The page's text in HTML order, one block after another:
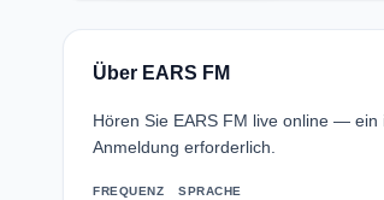
Über EARS FM
Hören Sie EARS FM live online —
Anmeldung erforderlich.
FREQUENZ SPRACHE